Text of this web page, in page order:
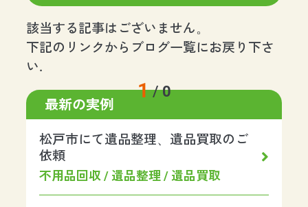
該当する記事はございません。
下記のリンクからブログ一覧にお戻り下さ
い.
1/0
最新の実例
松戸市にて遺品整理、遺品買取のご
依頼
不用品回収 / 遺品整理 / 遺品買取